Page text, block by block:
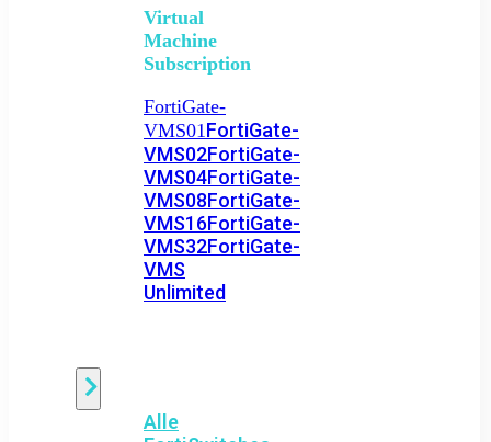
Virtual
Machine
Subscription
FortiGate-
VMS01FortiGate-
VMS02FortiGate-
VMS04FortiGate-
VMS08FortiGate-
VMS16FortiGate-
VMS32FortiGate-
VMS
Unlimited
Alle